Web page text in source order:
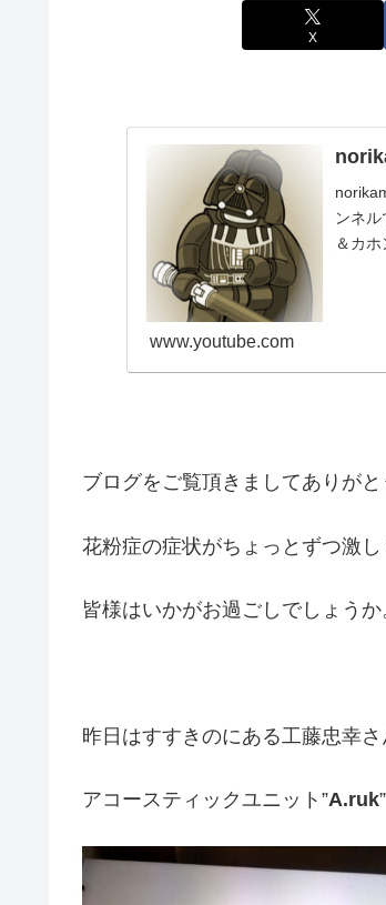
X
ンネ
＆カ
www.youtube.com
ブログをご覧頂きましてありが
花粉症の症状がちょっとずつ激し
皆様はいかがお過ごしでしょうか
昨日はすすきのにある工藤忠幸
アコースティックユニット”A.ruk